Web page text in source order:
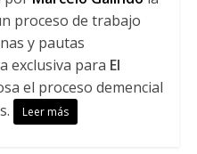
proceso de trabajo
y pautas
exclusiva para El
el proceso demencial
Leer más